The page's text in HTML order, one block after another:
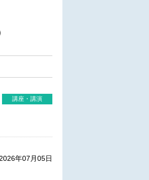
講座・講演
2026年07月05日